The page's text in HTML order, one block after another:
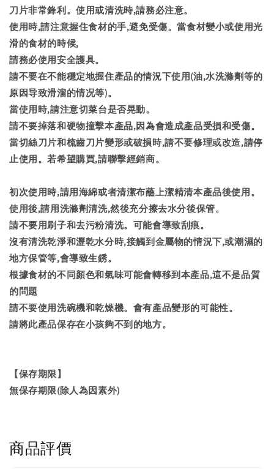
刀片非常鋒利。使用或清洗時,請務必注意。
使用時,請注意握住食材的手,避免受傷。當食材變小或使用光
滑的食材的時候,
請務必使用安全護具。
請不要在不能穩定地握住產品的情況下使用(油,水洗滌劑等的
原因导致滑溜的情况等)。
當使用時,請注意切菜台是否晃動。
請不要掉落和硬物撞擊本產品,因為會造成產品受損和受傷。
當切絲刀片和梳齒刀片變形或破損時,請不要修理或改造,請停
止使用。若希望購買,請聯擊經銷商。
初次使用時,請用海綿或者清潔布蘸上潔精清本產品後使用。
使用後,請用洗滌劑清洗,然後充分擦去水分後保管。
請不要用刷子和去污粉清洗。可能會導致刮痕。
沒有清洗乾淨和瀝乾水分時,接觸到金屬物的情況下,或潮濕的
地方保管等,會導致生銹。
根據食材的不同顏色和氣味可能會轉移到本產品,這不是品質
的問題
請不要使用洗碗機和乾燥機。會有產品變形的可能性。
請將此產品保存在小孩夠不到的地方。
【保存期限】
無保存期限(除人為因素外)
商品評價